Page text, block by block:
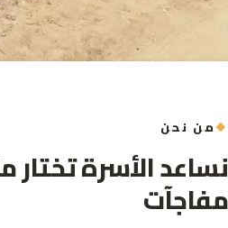
من نحن
نساعد الأسرة
مفاجآت